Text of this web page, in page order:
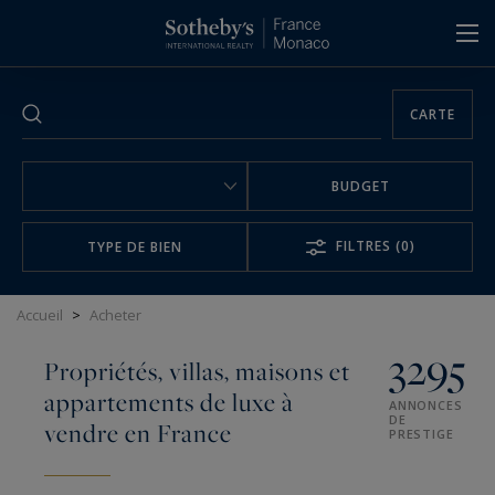
CARTE
TYPE DE BIEN
BUDGET
FILTRES (0)
Accueil > Acheter
Propriétés, villas, maisons et
appartements de luxe à
vendre en France
3295
ANNONCES
DE
PRESTIGE